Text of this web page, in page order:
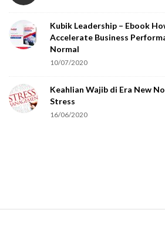
Kubik Leadership – Ebook
Accelerate Business
Normal
10/07/2020
Keahlian Wajib di Era New
Stress
16/06/2020